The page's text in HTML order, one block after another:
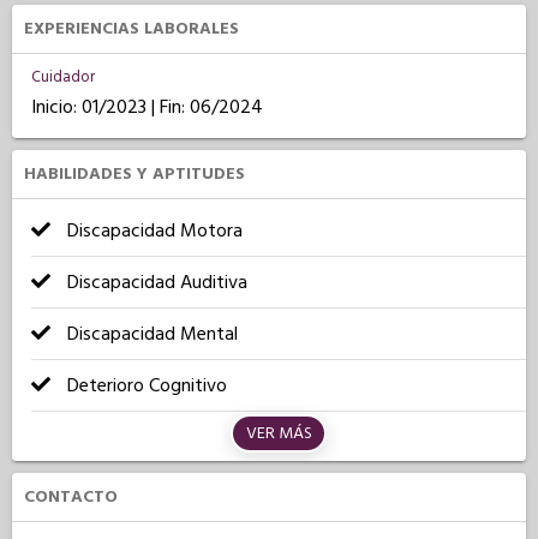
EXPERIENCIAS LABORALES
Cuidador
Inicio: 01/2023 | Fin: 06/2024
HABILIDADES Y APTITUDES
Discapacidad Motora
Discapacidad Auditiva
Discapacidad Mental
Deterioro Cognitivo
VER MÁS
CONTACTO